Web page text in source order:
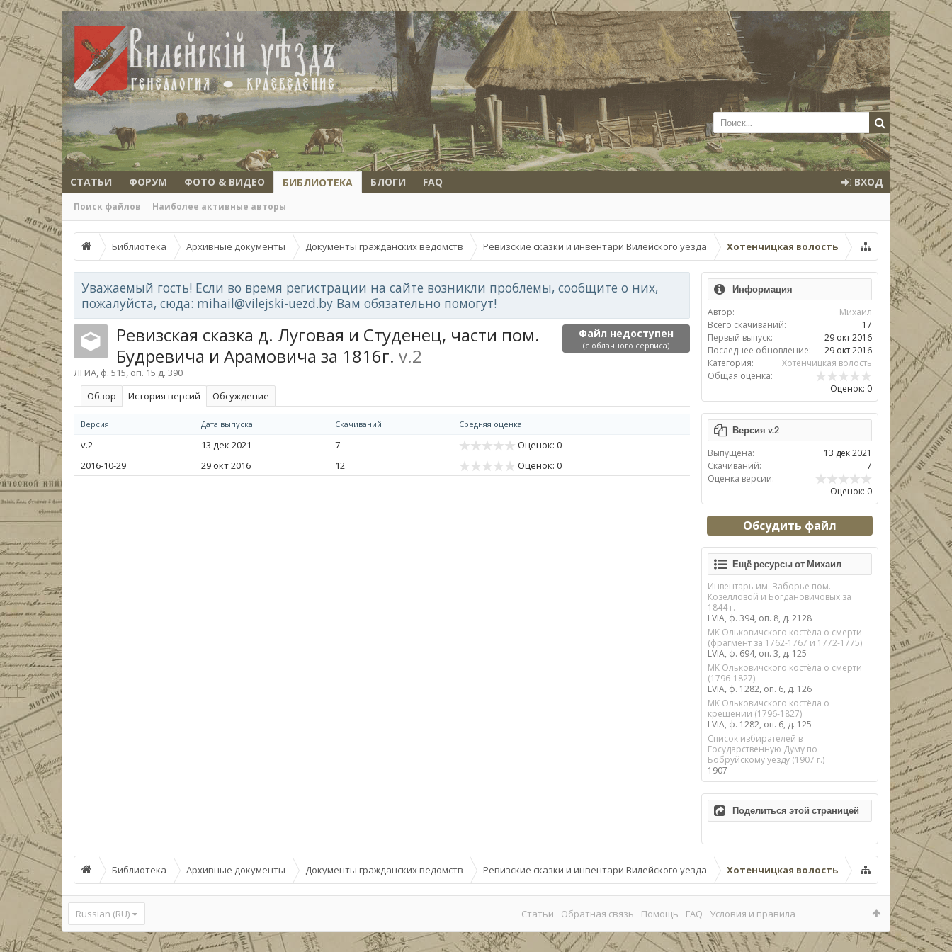
СТАТЬИ ФОРУМ ФОТО & ВИДЕО БИБЛИОТЕКА
Поиск файлов Наиболее активные авторы
БЛОГИ FAQ ВХОД
Библиотека Архивные документы Документы гражданских ведомств Ревизские сказки и инвентари Вилейского уезда Хотенчицкая волость
Уважаемый гость! Если во время регистрации на сайте возникли проблемы, сообщите о них,
пожалуйста, сюда: mihail@vilejski-uezd.by Вам обязательно помогут!
Файл недоступен
(с облачного сервиса)
Ревизская сказка д. Луговая и Студенец, части пом.
Будревича и Арамовича за 1816г. v.2
ЛГИА, ф. 515, оп. 15 д. 390
Обзoр
История версий Обсуждение
Версия Дата выпуска Скачиваний Средняя оценка
v.2 13 дек 2021 7
Оценок: 0
2016-10-29
29 окт 2016 12 Оценок: 0
Информация
Автор:
Михаил
Всего скачиваний:
17
Первый выпуск:
29 окт 2016
Последнее обновление:
29 окт 2016
Категория:
Хотенчицкая волость
Общая оценка:
Оценок: 0
Версия v.2
Выпущена:
13 дек 2021
Скачиваний:
7
Оценка версии:
Оценок: 0
Обсудить файл
Ещё ресурсы от Михаил
Инвентарь им. Заборье пом.
Козелловой и Богдановичовых за
1844 г.
LVIA, ф. 394, оп. 8, д. 2128
МК Ольковичского костёла о смерти
(фрагмент за 1762-1767 и 1772-1775)
LVIA, ф. 694, оп. 3, д. 125
МК Ольковичского костёла о смерти
(1796-1827)
LVIA, ф. 1282, оп. 6, д. 126
МК Ольковичского костёла о
крещении (1796-1827)
LVIA, ф. 1282, оп. 6, д. 125
Список избирателей в
Государственную Думу по
Бобруйскому уезду (1907 г.)
1907
Поделиться этой страницей
Библиотека Архивные документы Документы гражданских ведомств Ревизские сказки и инвентари Вилейского уезда Хотенчицкая волость
Russian (RU) Статьи Обратная связь Помощь FAQ Условия и правила